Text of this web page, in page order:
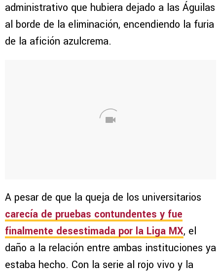
administrativo que hubiera dejado a las Águilas
al borde de la eliminación, encendiendo la furia
de la afición azulcrema.
A pesar de que la queja de los universitarios
carecía de pruebas contundentes y fue
finalmente desestimada por la Liga MX, el
daño a la relación entre ambas instituciones ya
estaba hecho. Con la serie al rojo vivo y la